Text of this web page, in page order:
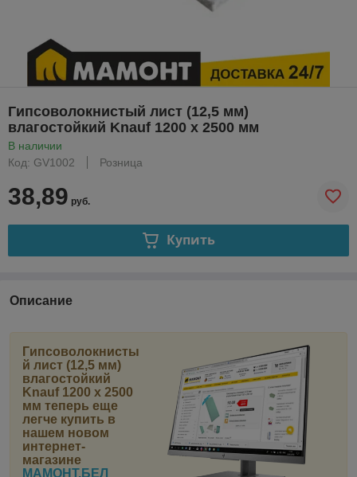
Гипсоволокнистый лист (12,5 мм)
влагостойкий Knauf 1200 x 2500 мм
В наличии
Код: GV1002
Розница
38,89 руб.
Купить
Описание
Гипсоволокнисты
й лист (12,5 мм)
влагостойкий
Knauf 1200 x 2500
мм теперь еще
легче купить в
нашем новом
интернет-
магазине
МАМОНТ.БЕЛ